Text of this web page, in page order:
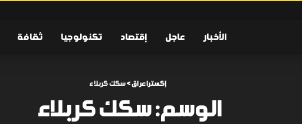
الأخبار عاجل إقتصاد تكنولوجيا ثقافة
إكسترا عراق>سكك كربلاء
الوسم:سكك كربلاء